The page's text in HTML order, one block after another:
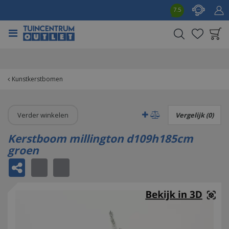
Kunstkerstbomen
7.5
Verder winkelen Vergelijk (0)
Kerstboom millington d109h185cm
groen